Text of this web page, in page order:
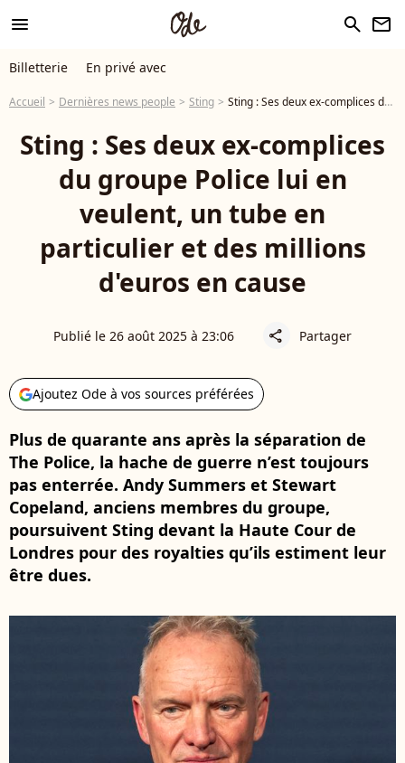
menu search newsletter
Billetterie En privé avec
Accueil Dernières news people Sting Sting : Ses deux ex-complices du groupe Police lui en veulent, un tube en particulier et des millions d'euros en cause
Sting : Ses deux ex-complices
du groupe Police lui en
veulent, un tube en
particulier et des millions
d'euros en cause
Publié le 26 août 2025 à 23:06 share Partager
Ajoutez Ode à vos sources préférées
Plus de quarante ans après la séparation de
The Police, la hache de guerre n’est toujours
pas enterrée. Andy Summers et Stewart
Copeland, anciens membres du groupe,
poursuivent Sting devant la Haute Cour de
Londres pour des royalties qu’ils estiment leur
être dues.